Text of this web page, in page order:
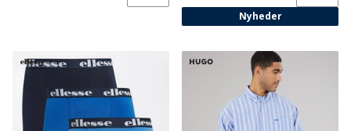
Nyheder